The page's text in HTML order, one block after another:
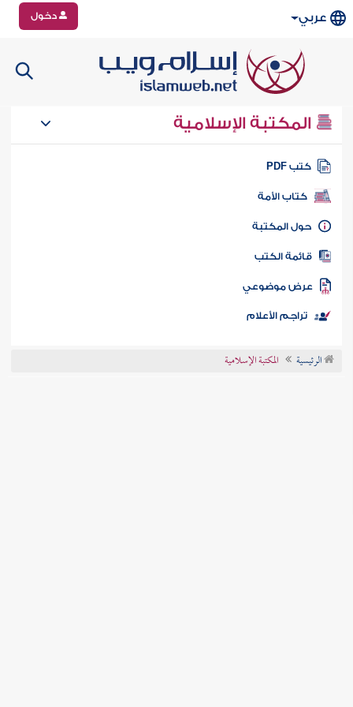
عربي دخول
المكتبة الإسلامية
كتب PDF
كتاب الأمة
المكتبة
الكتب
موضوعي
تراجم الأعلام
الرئيسية المكتبة الإسلامية